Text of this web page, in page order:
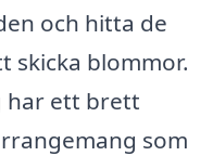
och hitta de
skicka blommor.
har ett brett
som